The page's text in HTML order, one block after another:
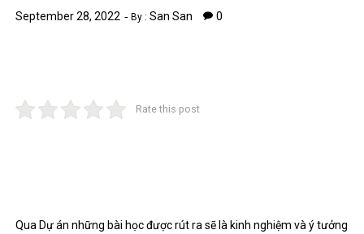
September 28, 2022 By :San San 0
Rate this post
Qua Dự án những bài học được rút ra sẽ là kinh nghiệm và ý tưởng